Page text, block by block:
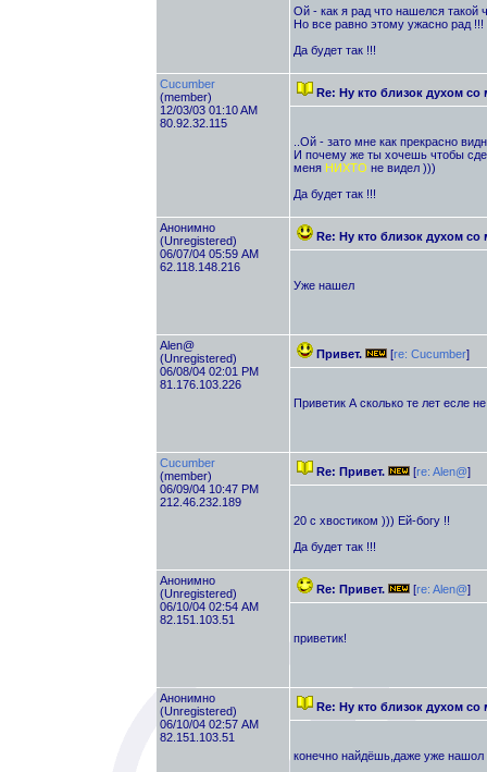
Ой - как я рад что нашелся такой
Но все равно этому ужасно рад !!!
Да будет так !!!
Cucumber
(member)
12/03/03 01:10 AM
80.92.32.115
Re: Ну кто близок духом
..Ой - зато мне как прекрасно
И почему же ты хочешь чтобы
меня НИХТО не видел )))
Да будет так !!!
Анонимно
(Unregistered)
06/07/04 05:59 AM
62.118.148.216
Re: Ну кто близок духом
Уже нашел
Alen@
(Unregistered)
06/08/04 02:01 PM
81.176.103.226
Привет. [re: Cucumber]
Приветик А сколько те лет есле
Cucumber
(member)
06/09/04 10:47 PM
212.46.232.189
Re: Привет. [re: Alen@]
20 с хвостиком ))) Ей-богу !!
Да будет так !!!
Анонимно
(Unregistered)
06/10/04 02:54 AM
82.151.103.51
Re: Привет. [re: Alen@]
приветик!
Анонимно
(Unregistered)
06/10/04 02:57 AM
82.151.103.51
Re: Ну кто близок духом
конечно найдёшь,даже уже нашол